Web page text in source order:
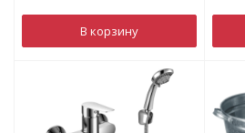
В корзину